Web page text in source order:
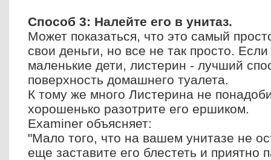
Способ 3: Налейте его в унитаз.
Может показаться, что это самый
свои деньги, но все не так просто.
маленькие дети, листерин - лучший
поверхность домашнего туалета.
К тому же много Листерина не
хорошенько разотрите его ершиком.
Examiner объясняет:
"Мало того, что на вашем унитазе не
еще заставите его блестеть и приятно